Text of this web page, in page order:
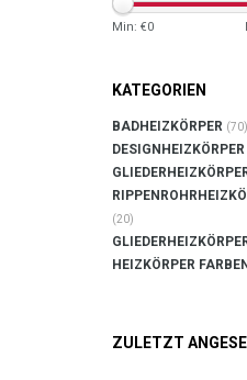
Min: €0
KATEGORIEN
BADHEIZKÖRPER (70)
DESIGNHEIZKÖRPER
(20)
HEIZKÖRPER FARBEN
ZULETZT